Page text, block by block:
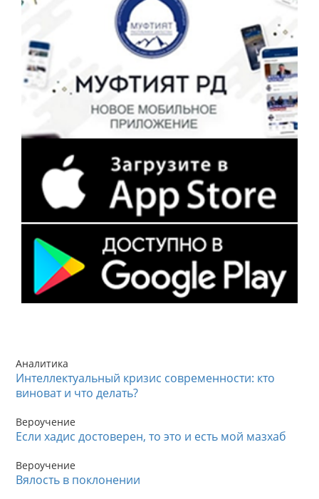
Аналитика
Интеллектуальный кризис современности: кто
виноват и что делать?
Вероучение
Если хадис достоверен, то это и есть мой мазхаб
Вероучение
Вялость в поклонении